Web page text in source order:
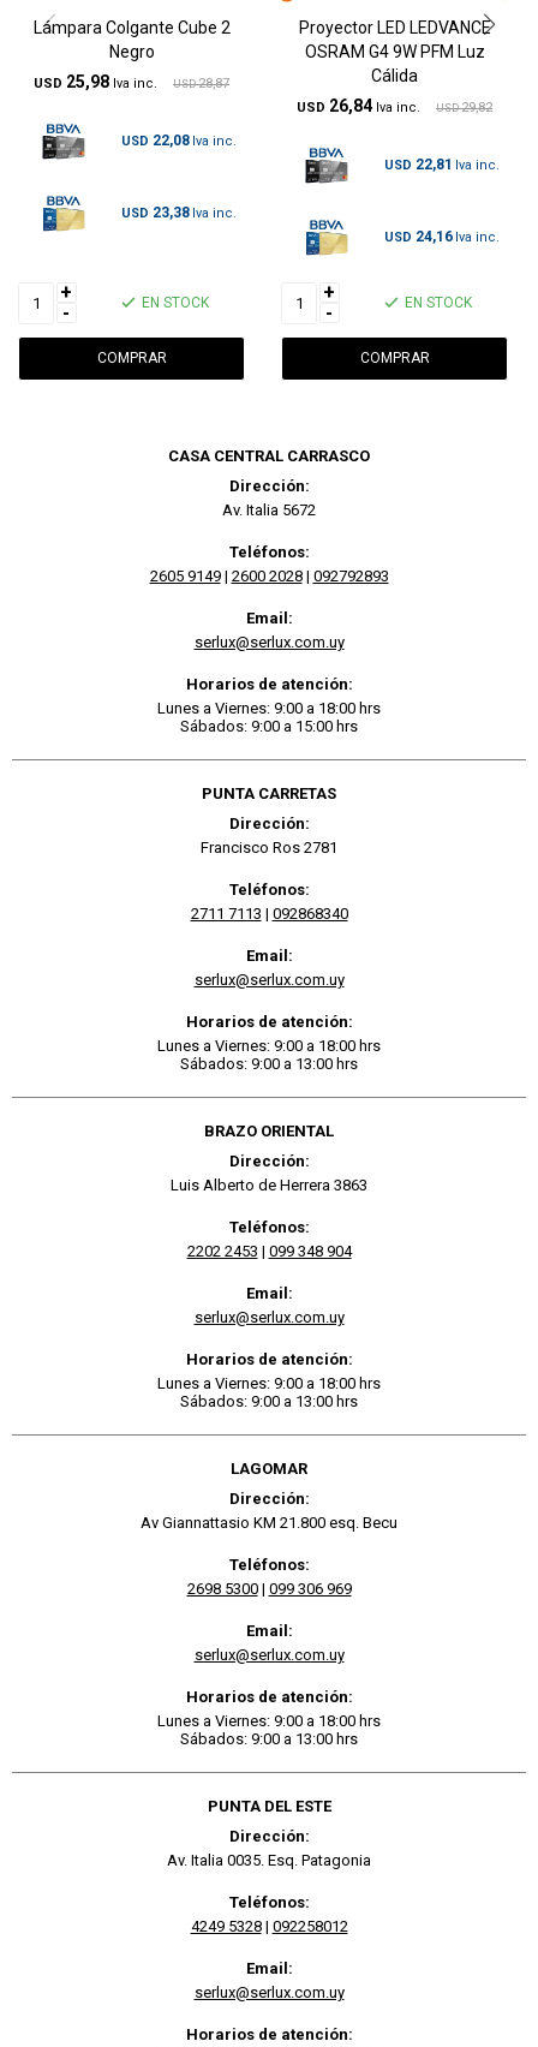
Lámpara Colgante Cube 2
Negro
USD 25,98 USD 28,87
USD 22,08
USD 23,38
+
-
EN STOCK
Proyector LED LEDVANCE
OSRAM G4 9W PFM Luz
Cálida
USD 26,84 USD 29,82
USD 22,81
USD 24,16
+
-
EN STOCK
CASA CENTRAL CARRASCO
Dirección:
Av. Italia 5672
Teléfonos:
2605 9149| 2600 2028| 092792893
Email:
serlux@serlux.com.uy
Horarios de atención:
Lunes a Viernes: 9:00 a 18:00 hrs
Sábados: 9:00 a 15:00 hrs
PUNTA CARRETAS
Dirección:
Francisco Ros 2781
Teléfonos:
2711 7113 | 092868340
Email:
serlux@serlux.com.uy
Horarios de atención:
Lunes a Viernes: 9:00 a 18:00 hrs
Sábados: 9:00 a 13:00 hrs
BRAZO ORIENTAL
Dirección:
Luis Alberto de Herrera 3863
Teléfonos:
2202 2453 | 099 348 904
Email:
serlux@serlux.com.uy
Horarios de atención:
Lunes a Viernes: 9:00 a 18:00 hrs
Sábados: 9:00 a 13:00 hrs
LAGOMAR
Dirección:
Av Giannattasio KM 21.800 esq. Becu
Teléfonos:
2698 5300| 099 306 969
Email:
serlux@serlux.com.uy
Horarios de atención:
Lunes a Viernes: 9:00 a 18:00 hrs
Sábados: 9:00 a 13:00 hrs
PUNTA DEL ESTE
Dirección:
Av. Italia 0035. Esq. Patagonia
Teléfonos:
4249 5328| 092258012
Email:
serlux@serlux.com.uy
Horarios de atención: